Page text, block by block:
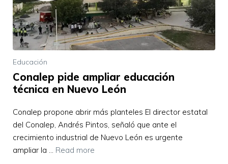
Educación
Conalep pide ampliar educación
técnica en Nuevo León
Conalep propone abrir más planteles El director estatal
del Conalep, Andrés Pintos, señaló que ante el
crecimiento industrial de Nuevo León es urgente
ampliar la … Read more